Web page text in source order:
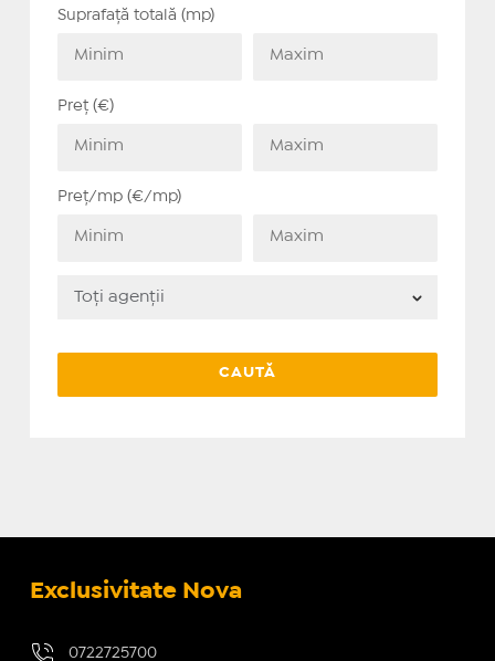
Suprafață totală (mp)
Preț (€)
Preț/mp (€/mp)
Exclusivitate Nova
0722725700